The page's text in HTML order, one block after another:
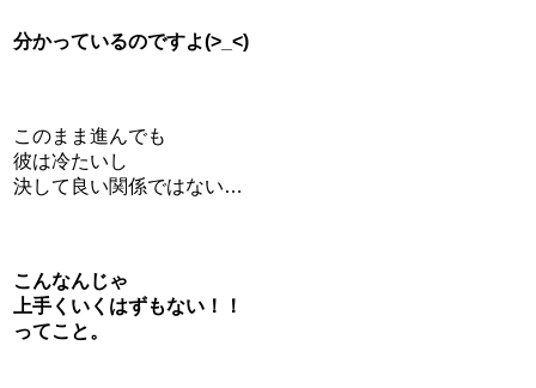
分かっているのですよ(>_<)
このまま進んでも
彼は冷たいし
決して良い関係ではない…
こんなんじゃ
上手くいくはずもない！！
ってこと。